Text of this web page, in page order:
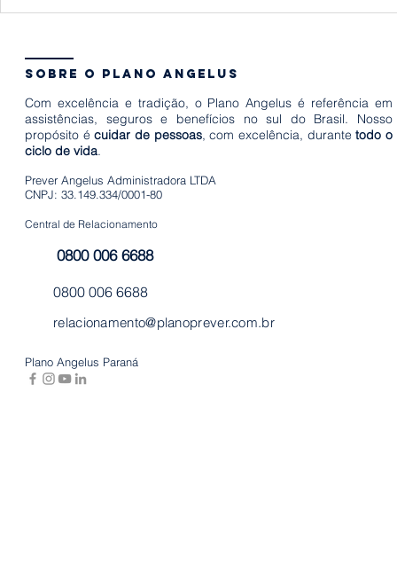
10 formas de
desenvolvimento
agora
sobre o plano angelus
Com excelência e tradição, o Plano Angelus é referência em
assistências, seguros e benefícios no sul do Brasil. Nosso
propósito écuidar de pessoas, com excelência, durantetodo o
ciclo de vida.
Prever Angelus Administradora LTDA
CNPJ: 33.149.334/0001-80
Central de Relacionamento
0800 006 6688
0800 006 6688
relacionamento@planoprever.com.br
Plano Angelus Paraná